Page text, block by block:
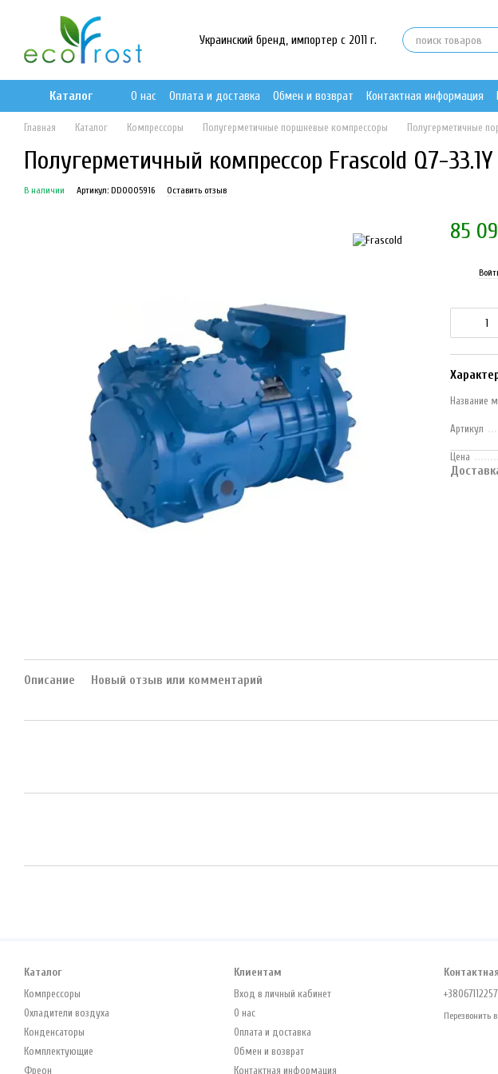
Украинский бренд, импортер с 2011 г.
Каталог О нас Оплата и доставка Обмен и возврат Контактная информация
Главная Каталог Компрессоры Полугерметичные поршневые компрессоры Полугерметичные
Полугерметичный компрессор Frascold Q7-33.1Y
В наличии Артикул: DD0005916 Оставить отзыв
85
Название
Артикул
Цена
Описание Новый отзыв или комментарий
Каталог
Компрессоры
Охладители воздуха
Конденсаторы
Комплектующие
Фреон
Клиентам
Вход в личный кабинет
О нас
Оплата и доставка
Обмен и возврат
Контактная информация
Перезвонить